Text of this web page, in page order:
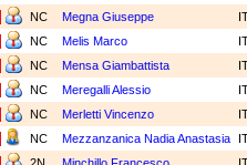
NC Megna Giuseppe
NC Melis Marco
NC Mensa Giambattista
NC Meregalli Alessio
NC Merletti Vincenzo
NC Mezzanzanica Nadia Anastasia